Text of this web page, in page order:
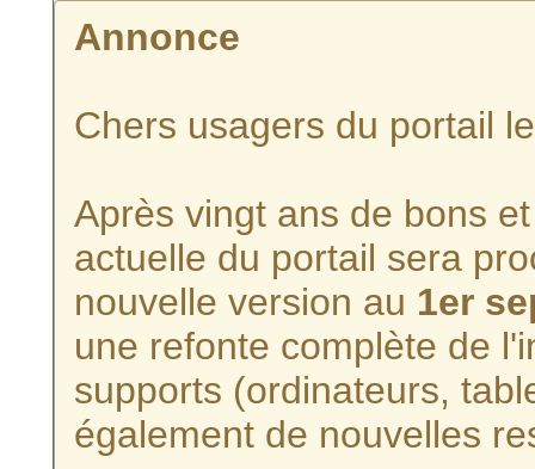
Annonce
Chers usagers du portail
Après vingt ans de bons
actuelle du portail sera
nouvelle version au 1er
une refonte complète de
supports (ordinateurs,
également de nouvelles